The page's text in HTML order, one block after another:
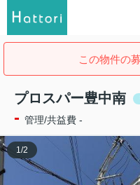
この物件の
プロスパー豊中南
- 管理/共益費 -
1/2